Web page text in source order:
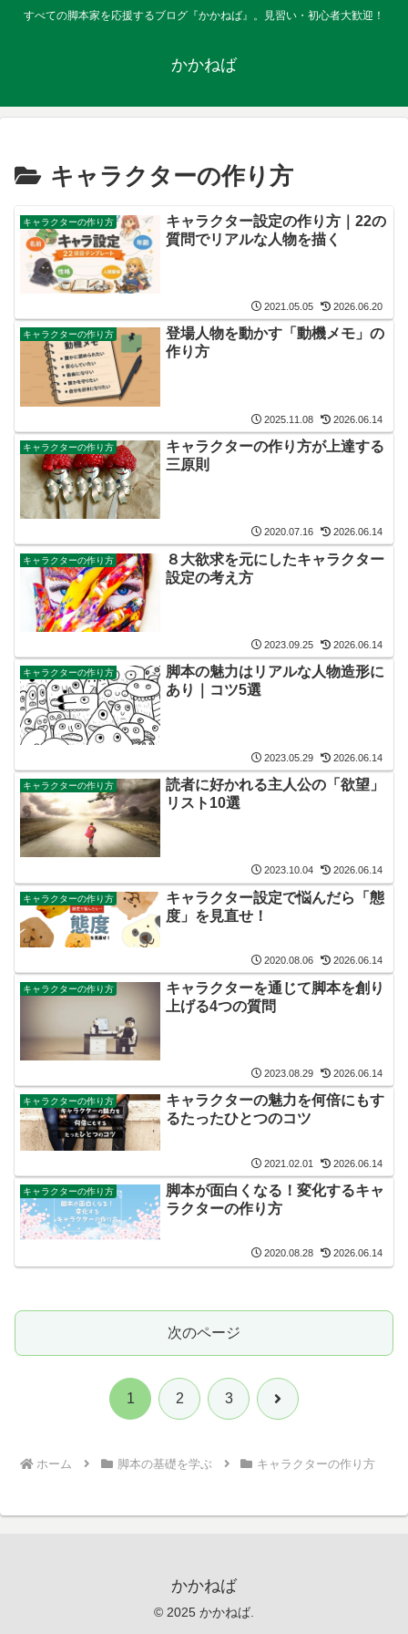
すべての脚本家を応援するブログ『かかねば』。見習い・初心者大歓迎！
かかねば
キャラクターの作り方
キャラクターの作り方
キャラクター設定の作り方｜22の
質問でリアルな人物を描く
2021.05.05 2026.06.20
キャラクターの作り方
登場人物を動かす「動機メモ」の
作り方
2025.11.08 2026.06.14
キャラクターの作り方
キャラクターの作り方が上達する
三原則
2020.07.16 2026.06.14
キャラクターの作り方
８大欲求を元にしたキャラクター
設定の考え方
2023.09.25 2026.06.14
キャラクターの作り方
脚本の魅力はリアルな人物造形に
あり｜コツ5選
2023.05.29 2026.06.14
キャラクターの作り方
読者に好かれる主人公の「欲望」
リスト10選
2023.10.04 2026.06.14
キャラクターの作り方
キャラクター設定で悩んだら「態
度」を見直せ！
2020.08.06 2026.06.14
キャラクターの作り方
キャラクターを通じて脚本を創り
上げる4つの質問
2023.08.29 2026.06.14
キャラクターの作り方
キャラクターの魅力を何倍にもす
るたったひとつのコツ
2021.02.01 2026.06.14
キャラクターの作り方
脚本が面白くなる！変化するキャ
ラクターの作り方
2020.08.28 2026.06.14
次のページ
1 2 3 次
ホーム 脚本の基礎を学ぶ キャラクターの作り方
かかねば
© 2025 かかねば.